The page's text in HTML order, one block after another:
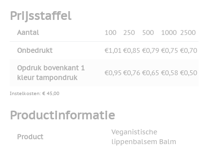
Prijsstaffel
Aantal 100 250 500 1000 2500
Onbedrukt €1,01 €0,85 €0,79 €0,75 €0,70
Opdruk bovenkant 1
kleur tampondruk
€0,95 €0,76 €0,65 €0,58 €0,50
Instelkosten: € 45,00
Productinformatie
Product
Veganistische
lippenbalsem Balm